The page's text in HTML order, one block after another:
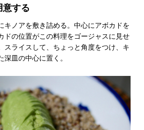
意する
キノアを敷き詰める。中心にアボカドを
ドの位置がこの料理をゴージャスに見せ
スライスして、ちょっと角度をつけ、キ
深皿の中心に置く。